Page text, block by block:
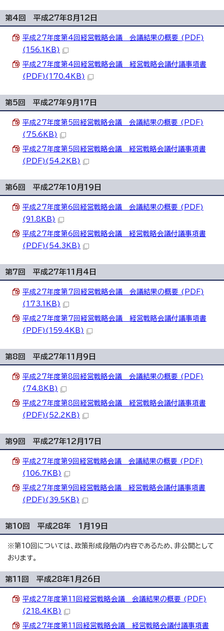
第4回 平成27年8月12日
平成27年度第4回経営戦略会議 会議結果の概要 (PDF)
(156.1KB)
平成27年度第4回経営戦略会議 経営戦略会議付議事項書
(PDF)(170.4KB)
第5回 平成27年9月17日
平成27年度第5回経営戦略会議 会議結果の概要 (PDF)
(75.6KB)
平成27年度第5回経営戦略会議 経営戦略会議付議事項書
(PDF)(54.2KB)
第6回 平成27年10月19日
平成27年度第6回経営戦略会議 会議結果の概要 (PDF)
(91.8KB)
平成27年度第6回経営戦略会議 経営戦略会議付議事項書
(PDF)(54.3KB)
第7回 平成27年11月4日
平成27年度第7回経営戦略会議 会議結果の概要 (PDF)
(173.1KB)
平成27年度第7回経営戦略会議 経営戦略会議付議事項書
(PDF)(159.4KB)
第8回 平成27年11月9日
平成27年度第8回経営戦略会議 会議結果の概要 (PDF)
(74.8KB)
平成27年度第8回経営戦略会議 経営戦略会議付議事項書
(PDF)(52.2KB)
第9回 平成27年12月17日
平成27年度第9回経営戦略会議 会議結果の概要 (PDF)
(106.7KB)
平成27年度第9回経営戦略会議 経営戦略会議付議事項書
(PDF)(39.5KB)
第10回 平成28年 1月19日
※第10回については、政策形成段階の内容であるため、非公開として
おります。
第11回 平成28年1月26日
平成27年度第11回経営戦略会議 会議結果の概要 (PDF)
(218.4KB)
平成27年度第11回経営戦略会議 経営戦略会議付議事項書